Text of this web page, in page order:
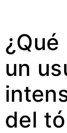
un
del